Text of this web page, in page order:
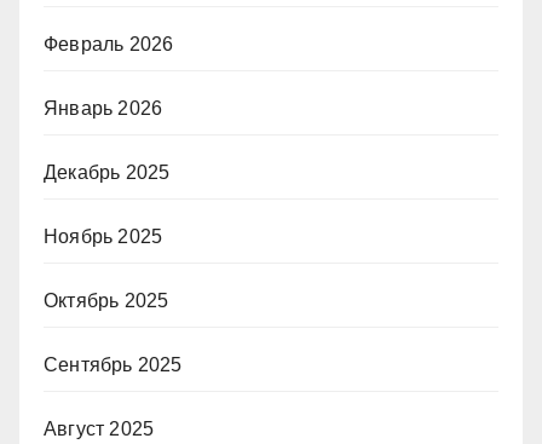
Февраль 2026
Январь 2026
Декабрь 2025
Ноябрь 2025
Октябрь 2025
Сентябрь 2025
Август 2025